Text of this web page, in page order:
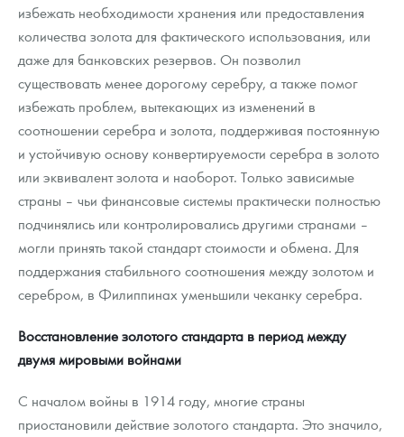
избежать необходимости хранения или предоставления
количества золота для фактического использования, или
даже для банковских резервов. Он позволил
существовать менее дорогому серебру, а также помог
избежать проблем, вытекающих из изменений в
соотношении серебра и золота, поддерживая постоянную
и устойчивую основу конвертируемости серебра в золото
или эквивалент золота и наоборот. Только зависимые
страны – чьи финансовые системы практически полностью
подчинялись или контролировались другими странами –
могли принять такой стандарт стоимости и обмена. Для
поддержания стабильного соотношения между золотом и
серебром, в Филиппинах уменьшили чеканку серебра.
Восстановление золотого стандарта в период между
двумя мировыми войнами
С началом войны в 1914 году, многие страны
приостановили действие золотого стандарта. Это значило,